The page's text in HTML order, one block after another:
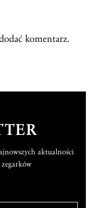
komentarz.
aktualności